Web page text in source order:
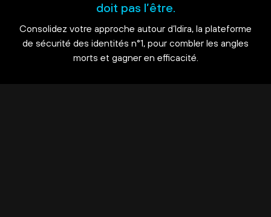
doit pas l’être.
Consolidez votre approche autour d’Idira, la plateforme
de sécurité des identités n°1, pour combler les angles
morts et gagner en efficacité.